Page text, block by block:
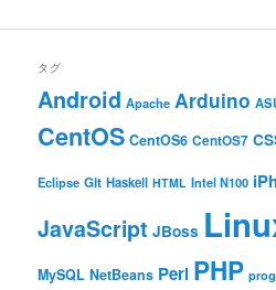
タグ
Android Apache Arduino
CentOS CentOS6 CentOS7
Eclipse Git Haskell HTML Intel N100
JavaScript JBoss
MySQL NetBeans Perl PHP